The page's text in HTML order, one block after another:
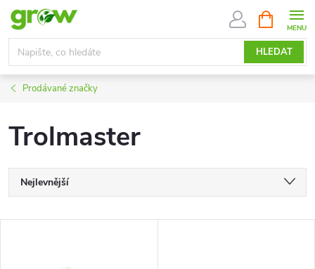
Přejít
obsah
HLEDAT
NÁKUPNÍ
KOŠÍK
Prodávané značky
Trolmaster
Ř
a
Nejlevnější